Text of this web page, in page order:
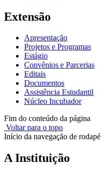
Extensão
Apresentação
Projetos e Programas
Estágio
Convênios e Parcerias
Editais
Documentos
Assistência Estudantil
Núcleo Incubador
Fim do conteúdo da página
Voltar para o topo
Início da navegação de rodapé
A Instituição